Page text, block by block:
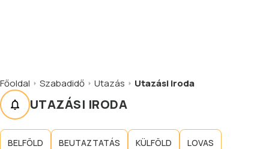
Főoldal Szabadidő Utazás Utazási iroda
UTAZÁSI IRODA
BELFÖLD BEUTAZTATÁS KÜLFÖLD LOVAS